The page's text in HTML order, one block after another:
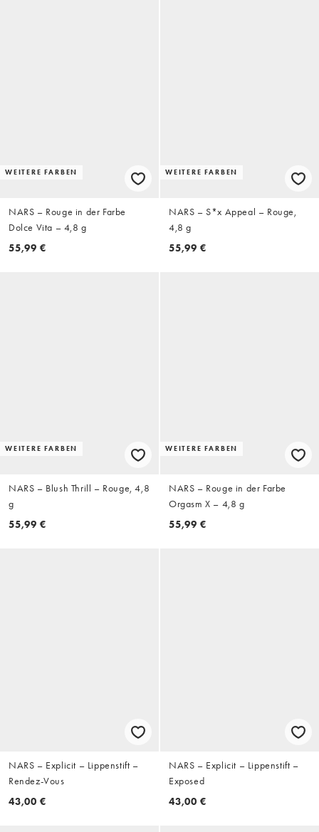
WEITERE FARBEN
NARS – Rouge in der Farbe
Dolce Vita – 4,8 g
55,99 €
WEITERE FARBEN
NARS – S*x Appeal – Rouge,
4,8 g
55,99 €
WEITERE FARBEN
NARS – Blush Thrill – Rouge, 4,8
g
55,99 €
WEITERE FARBEN
NARS – Rouge in der Farbe
Orgasm X – 4,8 g
55,99 €
NARS – Explicit – Lippenstift –
Rendez-Vous
43,00 €
NARS – Explicit – Lippenstift –
Exposed
43,00 €